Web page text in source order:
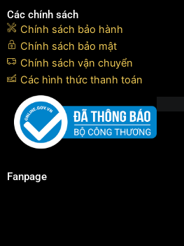
Các chính sách
Chính sách bảo hành
Chính sách bảo mật
Chính sách vận chuyển
Các hình thức thanh toán
Fanpage